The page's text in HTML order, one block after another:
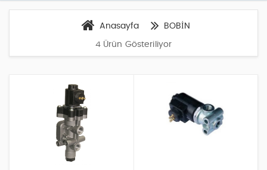
Anasayfa BOBİN
4 Ürün Gösteriliyor